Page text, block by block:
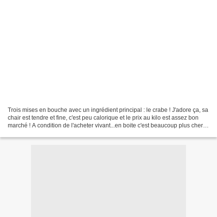
Trois mises en bouche avec un ingrédient principal : le crabe ! J'adore ça, sa
chair est tendre et fine, c'est peu calorique et le prix au kilo est assez bon
marché ! A condition de l'acheter vivant...en boite c'est beaucoup plus cher